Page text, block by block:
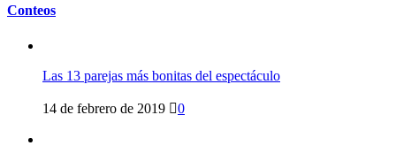
Conteos
Las 13 parejas más bonitas del espectáculo
14 de febrero de 2019 0